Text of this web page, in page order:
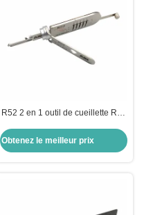
R52 2 en 1 outil de cueillette R52
d'ouverture de porte sur mesure
Obtenez le meilleur prix